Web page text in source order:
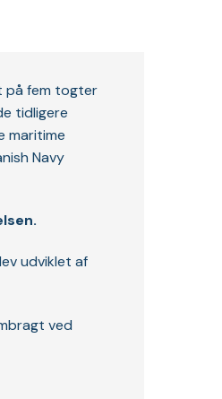
på fem togter
tidligere
maritime
Navy
udviklet af
ved